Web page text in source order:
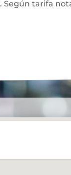
. Según tarifa